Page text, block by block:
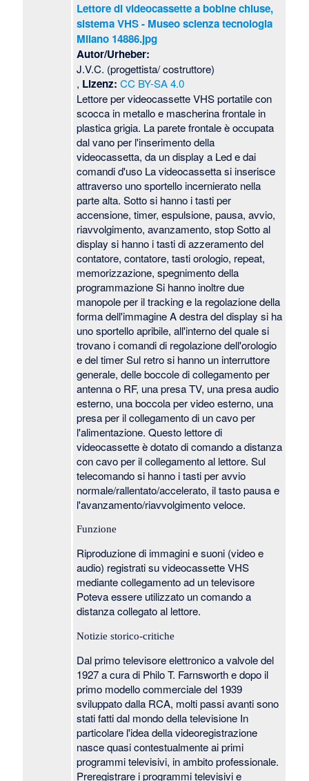
Lettore di videocassette a bobine chiuse,
sistema VHS - Museo scienza tecnologia
Milano 14886.jpg
Autor/Urheber:
J.V.C. (progettista/ costruttore)
, Lizenz: CC BY-SA 4.0
Lettore per videocassette VHS portatile con
scocca in metallo e mascherina frontale in
plastica grigia. La parete frontale è occupata
dal vano per l'inserimento della
videocassetta, da un display a Led e dai
comandi d'uso La videocassetta si inserisce
attraverso uno sportello incernierato nella
parte alta. Sotto si hanno i tasti per
accensione, timer, espulsione, pausa, avvio,
riavvolgimento, avanzamento, stop Sotto al
display si hanno i tasti di azzeramento del
contatore, contatore, tasti orologio, repeat,
memorizzazione, spegnimento della
programmazione Si hanno inoltre due
manopole per il tracking e la regolazione della
forma dell'immagine A destra del display si ha
uno sportello apribile, all'interno del quale si
trovano i comandi di regolazione dell'orologio
e del timer Sul retro si hanno un interruttore
generale, delle boccole di collegamento per
antenna o RF, una presa TV, una presa audio
esterno, una boccola per video esterno, una
presa per il collegamento di un cavo per
l'alimentazione. Questo lettore di
videocassette è dotato di comando a distanza
con cavo per il collegamento al lettore. Sul
telecomando si hanno i tasti per avvio
normale/rallentato/accelerato, il tasto pausa e
l'avanzamento/riavvolgimento veloce.
Funzione
Riproduzione di immagini e suoni (video e
audio) registrati su videocassette VHS
mediante collegamento ad un televisore
Poteva essere utilizzato un comando a
distanza collegato al lettore.
Notizie storico-critiche
Dal primo televisore elettronico a valvole del
1927 a cura di Philo T. Farnsworth e dopo il
primo modello commerciale del 1939
sviluppato dalla RCA, molti passi avanti sono
stati fatti dal mondo della televisione In
particolare l'idea della videoregistrazione
nasce quasi contestualmente ai primi
programmi televisivi, in ambito professionale.
Preregistrare i programmi televisivi e